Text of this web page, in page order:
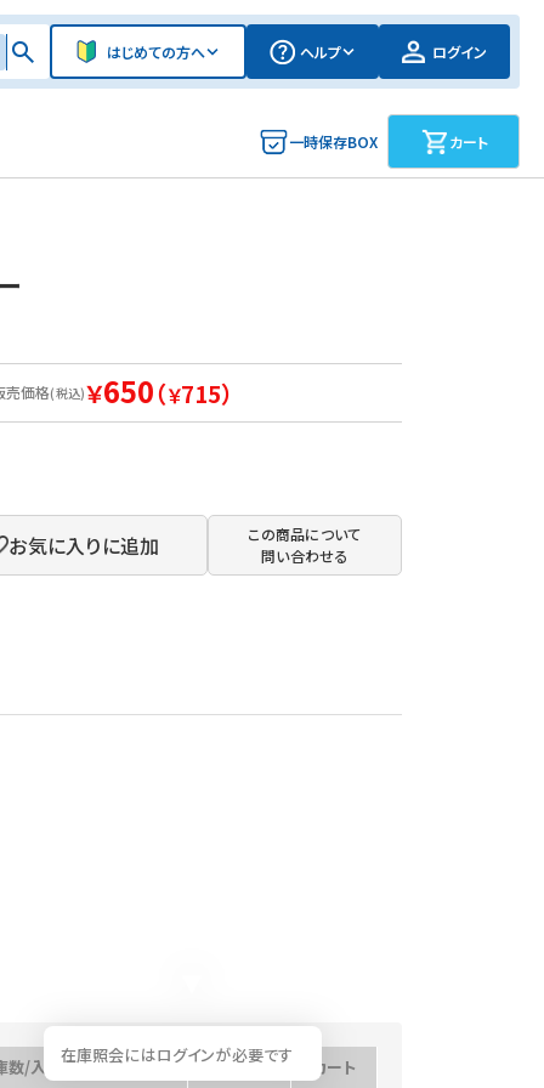
はじめての方へ ヘルプ ログイン
一時保存BOX カート
売価格(税込)￥650（￥715）
お気に入りに追加
この商品について
問い合わせる
数/入荷予定日
在庫照会にはログインが必要です
数量 カート